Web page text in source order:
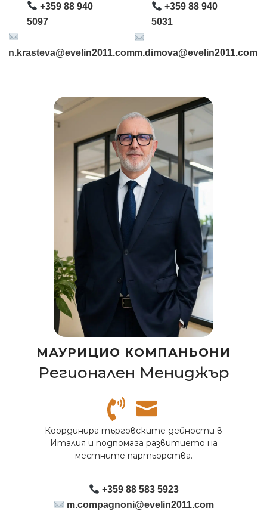
+359 88 940
5097
n.krasteva@evelin2011.com
+359 88 940
5031
m.dimova@evelin2011.com
МАУРИЦИО КОМПАНЬОНИ
Регионален Мениджър
Координира търговските дейности в
Италия и подпомага развитието на
местните партьорства.
+359 88 583 5923
m.compagnoni@evelin2011.com